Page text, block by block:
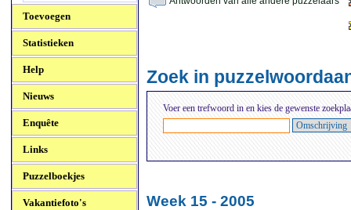
Toevoegen
Statistieken
Help
Nieuws
Enquête
Links
Puzzelboekjes
Vakantiefoto's
Zoek in
Voer een trefwoord in en kies de gewenste
Week 15 - 2005